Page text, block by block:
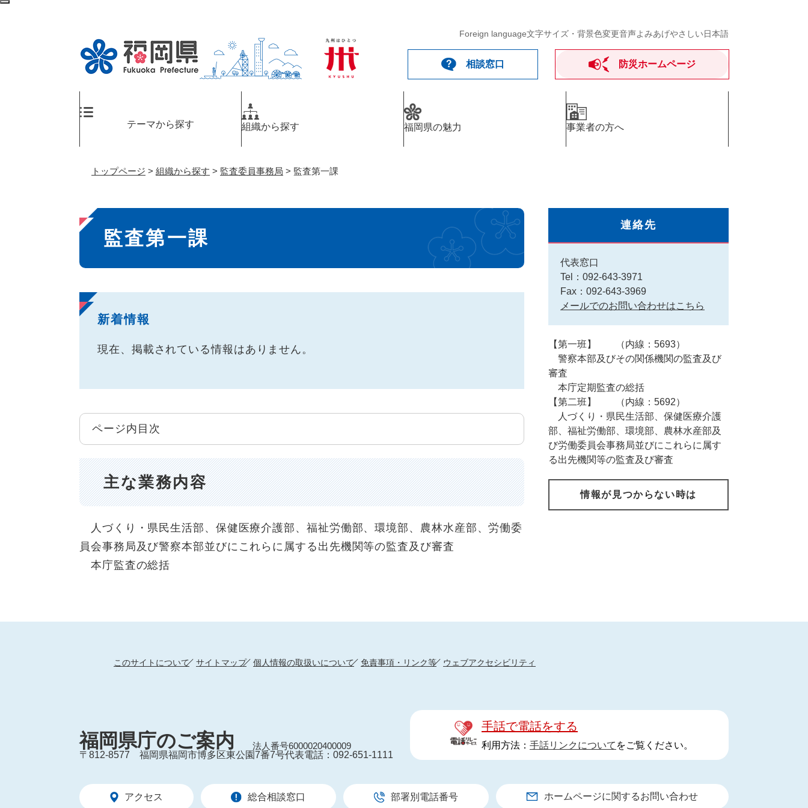
ペ
Foreign language文字サイズ・背景色変更音声よみあげやさしい日本語
相談窓口 防災ホームページ
テーマから探す 組織から探す 福岡県の魅力 事業者の方へ
トップページ > 組織から探す > 監査委員事務局 > 監査第一課
本
文
監査第一課
新着情報
現在、掲載されている情報はありません。
ページ内目次
主な業務内容
人づくり・県民生活部、保健医療介護部、福祉労働部、環境部、農林水産部、労働委
員会事務局及び警察本部並びにこれらに属する出先機関等の監査及び審査
本庁監査の総括
連絡先
代表窓口
Tel：092-643-3971
Fax：092-643-3969
メールでのお問い合わせはこちら
【第一班】 （内線：5693）
警察本部及びその関係機関の監査及び
審査
本庁定期監査の総括
【第二班】 （内線：5692）
人づくり・県民生活部、保健医療介護
部、福祉労働部、環境部、農林水産部及
び労働委員会事務局並びにこれらに属す
る出先機関等の監査及び審査
情報が見つからない時は
このサイトについて サイトマップ 個人情報の取扱いについて 免責事項・リンク等 ウェブアクセシビリティ
福岡県庁のご案内
法人番号6000020400009
〒812-8577
福岡県福岡市博多区東公園7番7号代表電話：092-651-1111
手話で電話をする
利用方法： 手話リンクについて をご覧ください。
アクセス 総合相談窓口 部署別電話番号 ホームページに関するお問い合わせ